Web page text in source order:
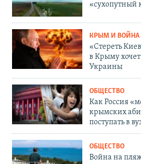
«сухопутный
КРЫМ И ВОЙНА
«Стереть
в Крыму
Украины
ОБЩЕСТВО
Как Россия
крымских
поступать в
ОБЩЕСТВО
Война на